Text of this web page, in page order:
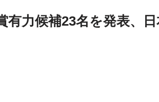
力候補23名を発表、